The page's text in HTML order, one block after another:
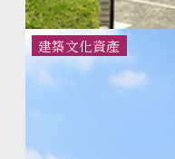
建築文化資產